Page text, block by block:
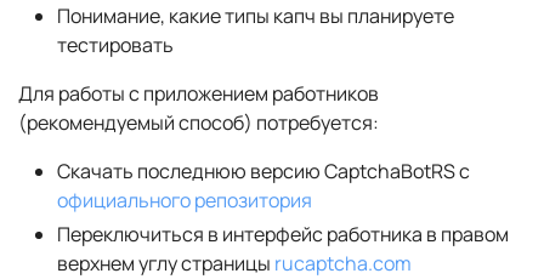
Понимание, какие типы капч вы планируете
тестировать
Для работы с приложением работников
(рекомендуемый способ) потребуется:
Скачать последнюю версию CaptchaBotRS с
официального репозитория
Переключиться в интерфейс работника в правом
верхнем углу страницы rucaptcha.com